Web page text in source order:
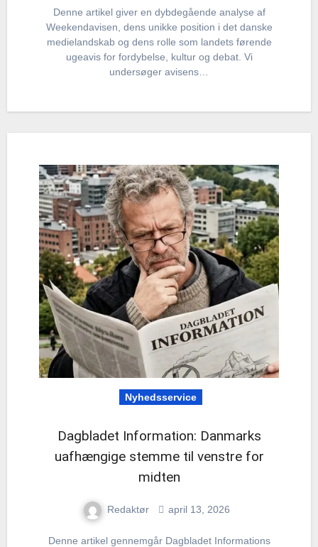
Denne artikel giver en dybdegående analyse af
Weekendavisen, dens unikke position i det danske
medielandskab og dens rolle som landets førende
ugeavis for fordybelse, kultur og debat. Vi
undersøger avisens…
Nyhedsservice
Dagbladet Information: Danmarks
uafhængige stemme til venstre for
midten
Redaktør april 13, 2026
Denne artikel gennemgår Dagbladet Informations